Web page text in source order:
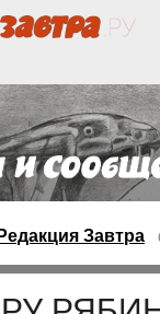
Редакция Завтра